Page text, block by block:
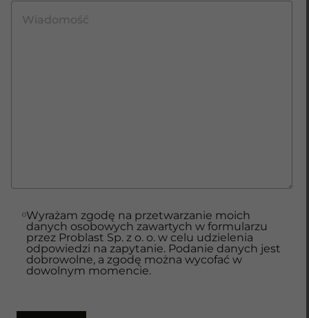
Wyrażam zgodę na przetwarzanie moich
danych osobowych zawartych w formularzu
przez Problast Sp. z o. o. w celu udzielenia
odpowiedzi na zapytanie. Podanie danych jest
dobrowolne, a zgodę można wycofać w
dowolnym momencie.